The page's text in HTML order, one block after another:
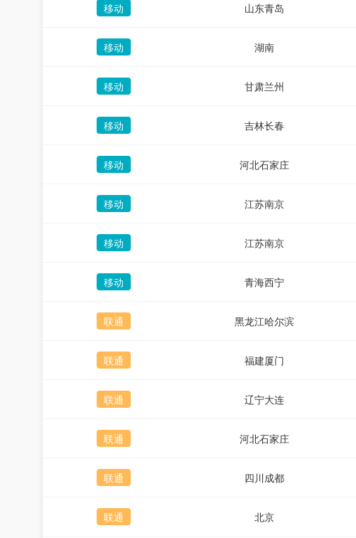
移动 山东青岛
移动 湖南
移动 甘肃兰州
移动 吉林长春
移动 河北石家庄
移动 江苏南京
移动 江苏南京
移动 青海西宁
联通 黑龙江哈尔滨
联通 福建厦门
联通 辽宁大连
联通 河北石家庄
联通 四川成都
联通 北京